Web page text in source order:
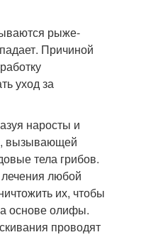
рыже-
Причиной
уход за
наросты и
вызывающей
тела грибов.
любой
их, чтобы
основе олифы.
проводят